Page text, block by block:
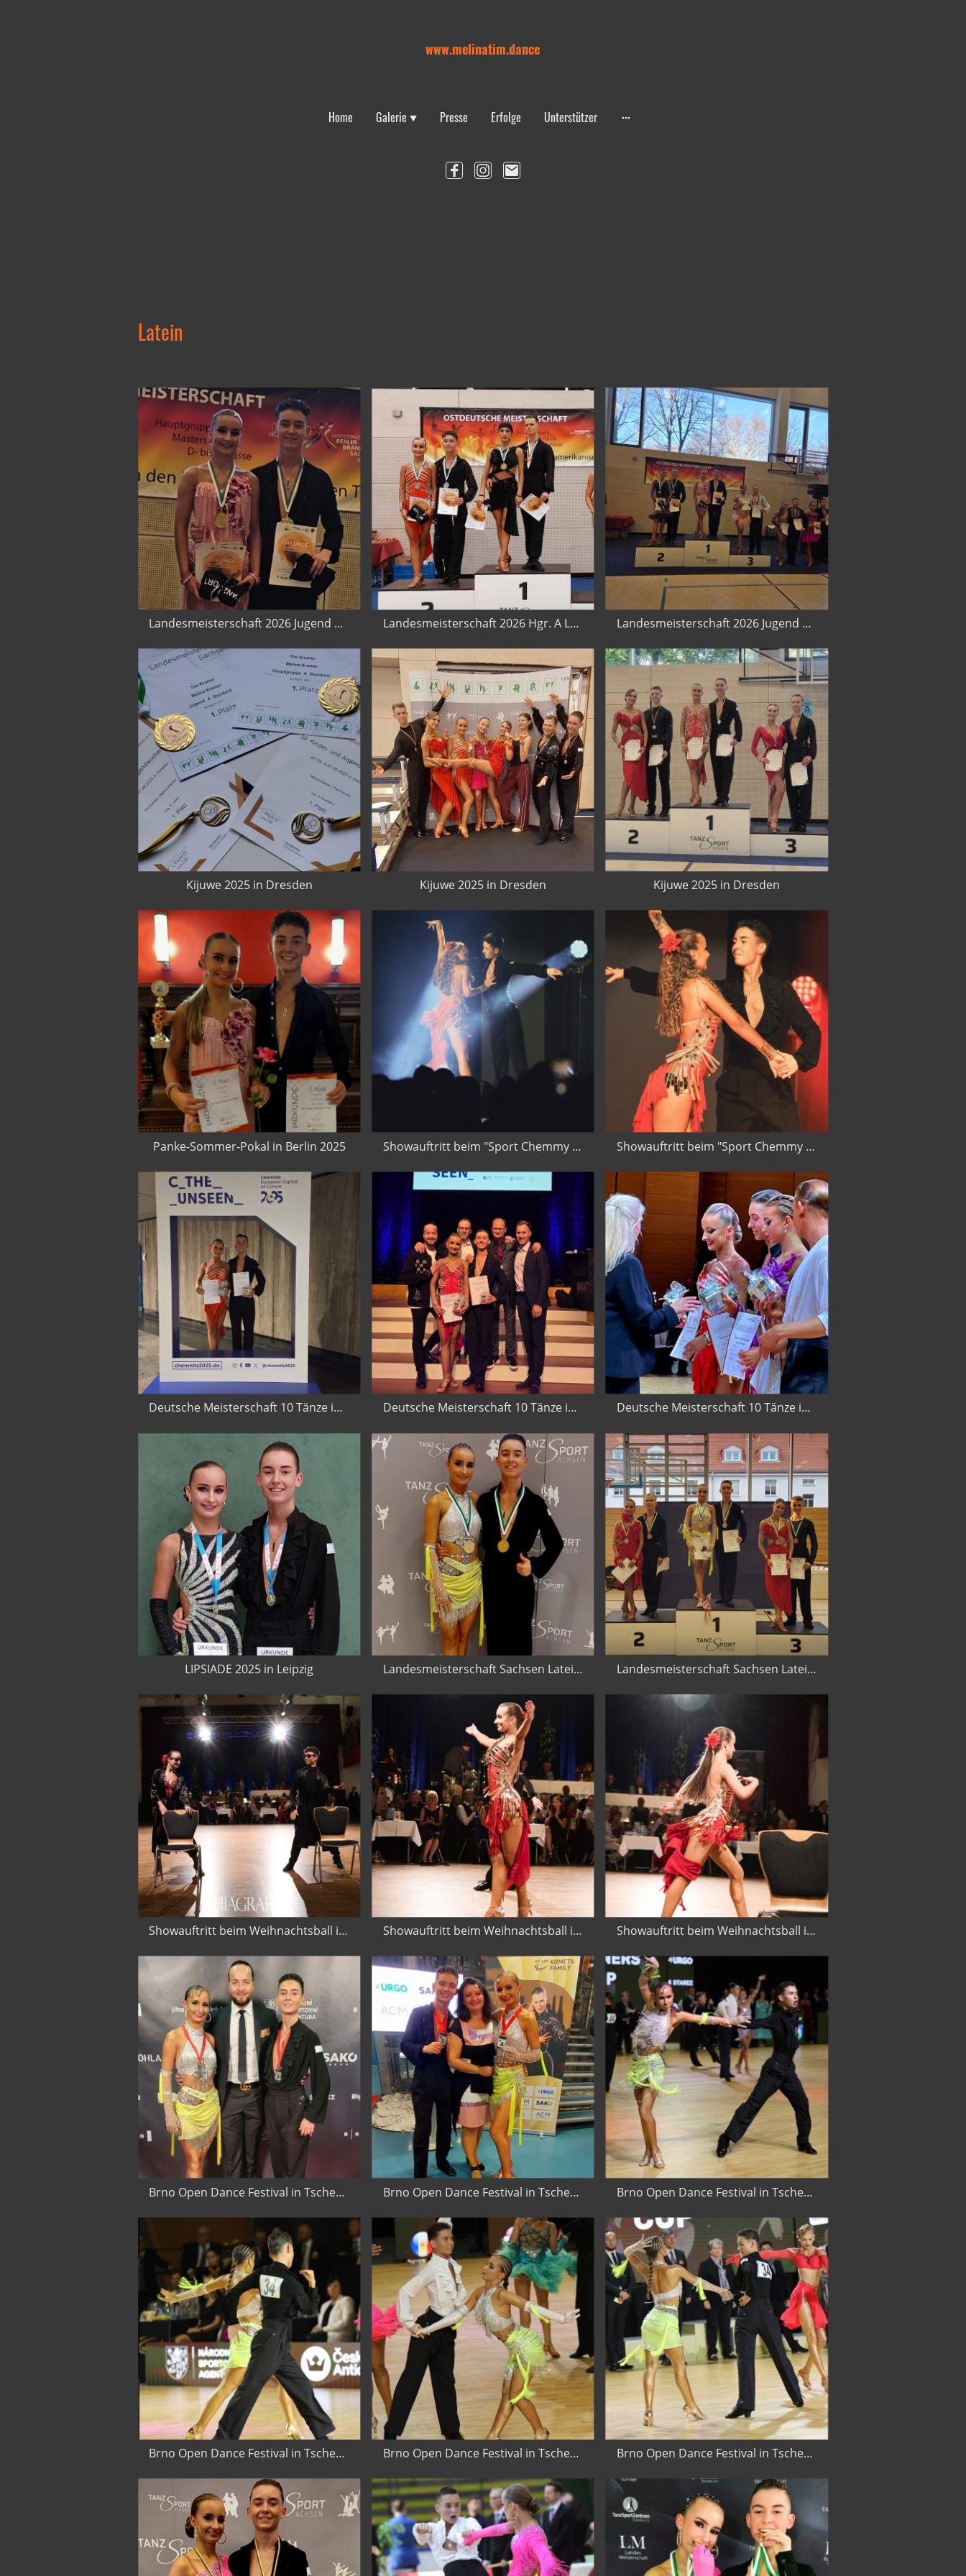
www.melinatim.dance
Home Galerie Presse Erfolge Unterstützer
Latein
Landesmeisterschaft 2026 Jugend A Latein in Dresden Landesmeisterschaft 2026 Hgr. A Latein in Dresden Landesmeisterschaft 2026 Jugend A Latein in Dresden
Kijuwe 2025 in Dresden Kijuwe 2025 in Dresden Kijuwe 2025 in Dresden
Panke-Sommer-Pokal in Berlin 2025 Showauftritt beim "Sport Chemmy " 2025 Showauftritt beim "Sport Chemmy " 2025
Deutsche Meisterschaft 10 Tänze in Chemnitz 2025 Deutsche Meisterschaft 10 Tänze in Chemnitz 2025 Deutsche Meisterschaft 10 Tänze in Chemnitz 2025
LIPSIADE 2025 in Leipzig Landesmeisterschaft Sachsen Latein in Dresden 2025 Landesmeisterschaft Sachsen Latein in Dresden 2025
Showauftritt beim Weihnachtsball in Limbach Oberfrohna 2024 Showauftritt beim Weihnachtsball in Limbach Oberfrohna 2024 Showauftritt beim Weihnachtsball in Limbach Oberfrohna 2024
Brno Open Dance Festival in Tschechien 2024 mit Konstantin Niemann Brno Open Dance Festival in Tschechien 2024 Brno Open Dance Festival in Tschechien 2024
Brno Open Dance Festival in Tschechien 2024 Brno Open Dance Festival in Tschechien 2024 Brno Open Dance Festival in Tschechien 2024